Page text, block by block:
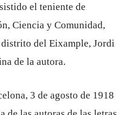
el teniente de
Ciencia y Comunidad,
del Eixample, Jordi
de la autora.
3 de agosto de 1918